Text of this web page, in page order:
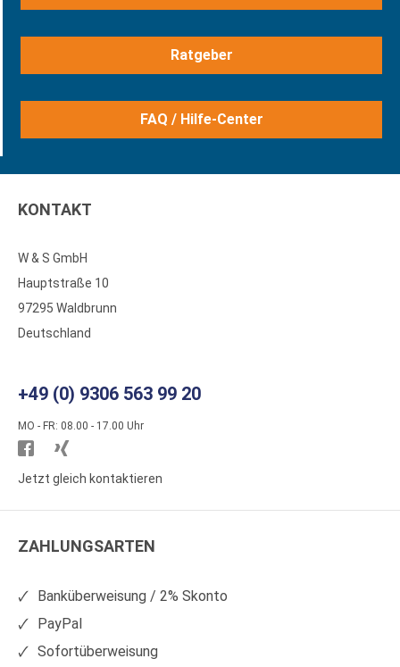
Ratgeber
FAQ / Hilfe-Center
KONTAKT
W & S GmbH
Hauptstraße 10
97295 Waldbrunn
Deutschland
+49 (0) 9306 563 99 20
MO - FR: 08.00 - 17.00 Uhr
Besuchen
Sie
auf
Sie
auf
Jetzt gleich kontaktieren
ZAHLUNGSARTEN
Banküberweisung / 2% Skonto
PayPal
Sofortüberweisung